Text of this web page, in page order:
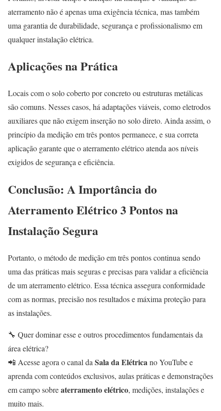
aterramento não é apenas uma exigência técnica, mas também
uma garantia de durabilidade, segurança e profissionalismo em
qualquer instalação elétrica.
Aplicações na Prática
Locais com o solo coberto por concreto ou estruturas metálicas
são comuns. Nesses casos, há adaptações viáveis, como eletrodos
auxiliares que não exigem inserção no solo direto. Ainda assim, o
princípio da medição em três pontos permanece, e sua correta
aplicação garante que o aterramento elétrico atenda aos níveis
exigidos de segurança e eficiência.
Conclusão: A Importância do
Aterramento Elétrico 3 Pontos na
Instalação Segura
Portanto, o método de medição em três pontos continua sendo
uma das práticas mais seguras e precisas para validar a eficiência
de um aterramento elétrico. Essa técnica assegura conformidade
com as normas, precisão nos resultados e máxima proteção para
as instalações.
🔧 Quer dominar esse e outros procedimentos fundamentais da
área elétrica?
📲 Acesse agora o canal da Sala da Elétricano YouTube e
aprenda com conteúdos exclusivos, aulas práticas e demonstrações
em campo sobreaterramento elétrico, medições, instalações e
muito mais.